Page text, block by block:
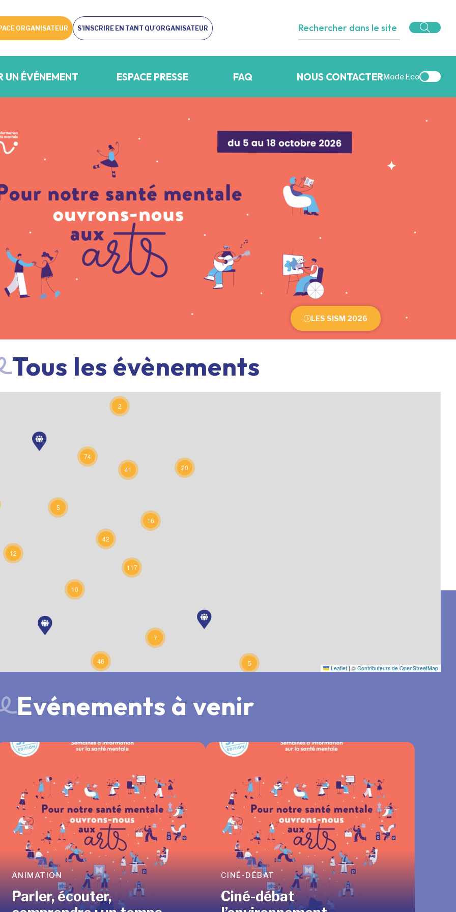
ORGANISATEUR S'INSCRIRE EN TANT QU'ORGANISATEUR
UN ÉVÉNEMENT ESPACE PRESSE FAQ NOUS CONTACTERMode Eco
ÇA VOUS CONCERNE AUSSI !
ce site Internet dans le cadre d’une démarche forte d’écoconception.
LES SISM 2026
Tous les évènements
42
10
16
117
46 5
7
2
74
20
41
5
12
Leaflet | © Contributeurs de OpenStreetMap
Evénements à venir
ANIMATION
Parler, écouter,
CINÉ-DÉBAT
Ciné-débat